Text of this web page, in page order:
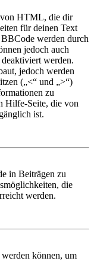
von HTML, die dir
für deinen Text
werden durch
jedoch auch
werden.
jedoch werden
(„<“ und „>“)
zu
Hilfe-Seite, die von
ist.
in Beiträgen zu
die
werden.
können, um